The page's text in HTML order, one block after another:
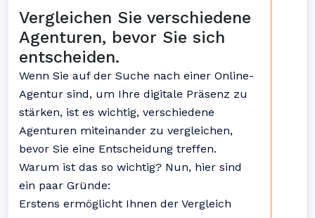
Vergleichen Sie verschiedene
Agenturen, bevor Sie sich
entscheiden.
Wenn Sie auf der Suche nach einer Online-
Agentur sind, um Ihre digitale Präsenz zu
stärken, ist es wichtig, verschiedene
Agenturen miteinander zu vergleichen,
bevor Sie eine Entscheidung treffen.
Warum ist das so wichtig? Nun, hier sind
ein paar Gründe:
Erstens ermöglicht Ihnen der Vergleich